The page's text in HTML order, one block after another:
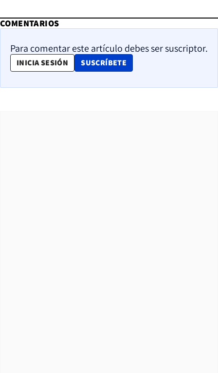
COMENTARIOS
Para comentar este artículo debes ser suscriptor.
INICIA SESIÓN SUSCRÍBETE
OPENS IN NEW WINDOW